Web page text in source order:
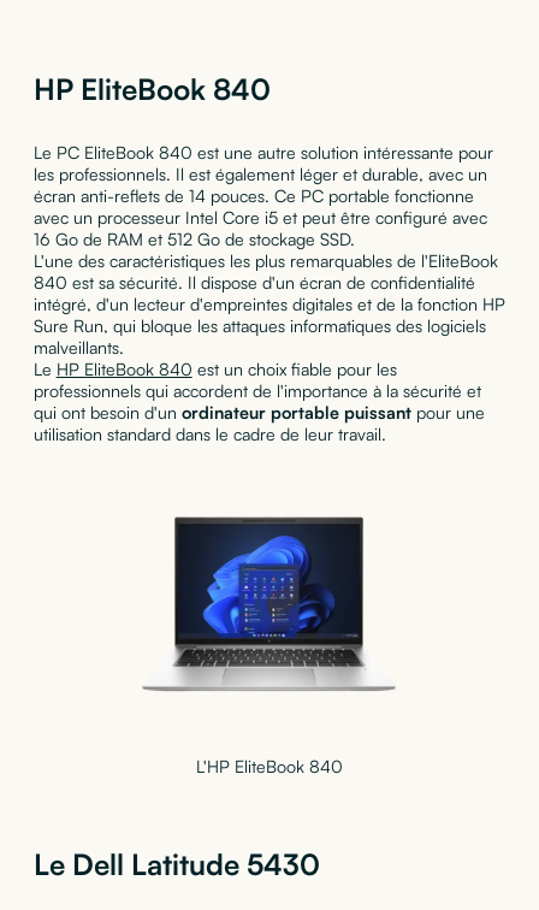
HP EliteBook 840
Le PC EliteBook 840 est une autre solution intéressante pour
les professionnels. Il est également léger et durable, avec un
écran anti-reflets de 14 pouces. Ce PC portable fonctionne
avec un processeur Intel Core i5 et peut être configuré avec
16 Go de RAM et 512 Go de stockage SSD.
L'une des caractéristiques les plus remarquables de l'EliteBook
840 est sa sécurité. Il dispose d'un écran de confidentialité
intégré, d'un lecteur d'empreintes digitales et de la fonction HP
Sure Run, qui bloque les attaques informatiques des logiciels
malveillants.
Le HP EliteBook 840 est un choix fiable pour les
professionnels qui accordent de l'importance à la sécurité et
qui ont besoin d'un ordinateur portable puissantpour une
utilisation standard dans le cadre de leur travail.
L'HP EliteBook 840
Le Dell Latitude 5430